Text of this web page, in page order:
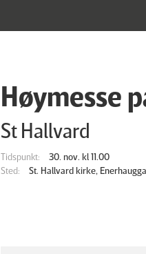
Høymesse
St Hallvard
Tidspunkt:
30. nov. kl 11.00
Sted:
St. Hallvard kirke,